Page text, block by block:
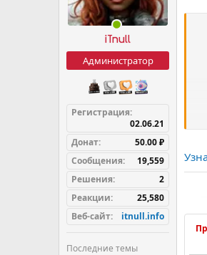
iTnull
Администратор
Регистрация
02.06.21
Донат
50.00 ₽
Сообщения
19,559
Решения
2
Реакции
25,580
Веб-сайт
itnull.info
Последние темы
-
-